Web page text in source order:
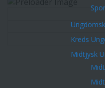
Kreds
Midtjysk